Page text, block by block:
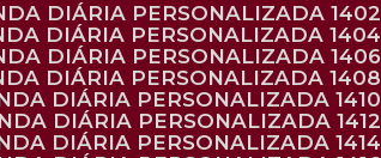
DIÁRIA PERSONALIZADA 1402
DIÁRIA PERSONALIZADA 1404
DIÁRIA PERSONALIZADA 1406
DIÁRIA PERSONALIZADA 1408
DIÁRIA PERSONALIZADA 1410
DIÁRIA PERSONALIZADA 1412
DIÁRIA PERSONALIZADA 1414